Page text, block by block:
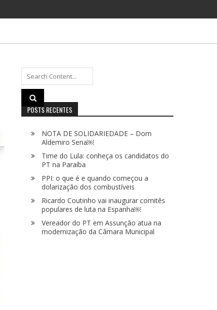
Search
for:
POSTS RECENTES
NOTA DE SOLIDARIEDADE – Dom
Aldemiro Sena￼
Time do Lula: conheça os candidatos do
PT na Paraíba
PPI: o que é e quando começou a
dolarização dos combustíveis
Ricardo Coutinho vai inaugurar comitês
populares de luta na Espanha￼
Vereador do PT em Assunção atua na
modernização da Câmara Municipal